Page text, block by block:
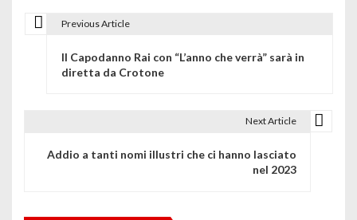
Previous Article
Il Capodanno Rai con “L’anno che verrà” sarà in
diretta da Crotone
Next Article
Addio a tanti nomi illustri che ci hanno lasciato
nel 2023